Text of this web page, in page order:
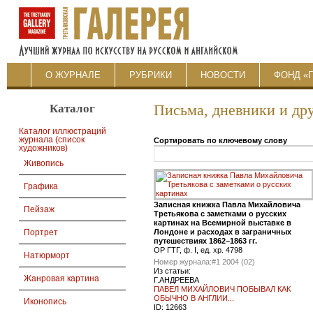
О ЖУРНАЛЕ РУБРИКИ НОВОСТИ ФОНД
Каталог
Каталог иллюстраций
журнала (список
художников)
Живопись
Графика
Пейзаж
Портрет
Натюрморт
Жанровая картина
Иконопись
Письма, дневники и
Сортировать по ключевому слову
Записная книжка Павла Михайловича
Третьякова с заметками о русских
картинах на Всемирной выставке в
Лондоне и расходах в заграничных
путешествиях 1862–1863 гг.
ОР ГТГ, ф. I, ед. хр. 4798
Номер журнала:#1 2004 (02)
Из статьи:
Г.АНДРЕЕВА
ПАВЕЛ МИХАЙЛОВИЧ ПОБЫВАЛ КАК
ОБЫЧНО В АНГЛИИ...
ID: 12663